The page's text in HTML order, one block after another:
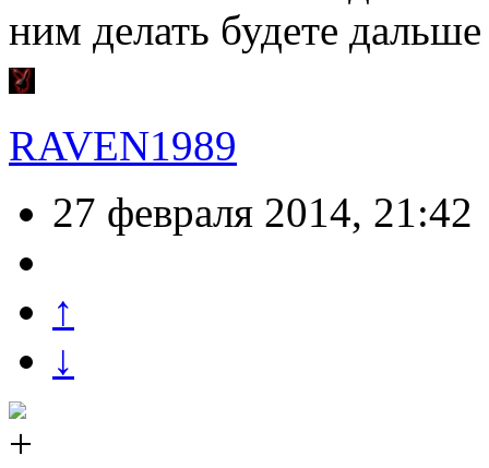
ним делать будете
RAVEN1989
27 февраля 2014, 21:42
↑
↓